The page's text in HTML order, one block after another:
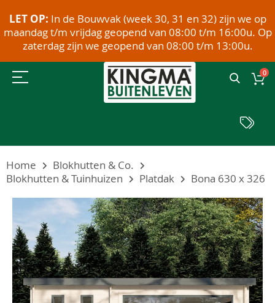
LET OP: In de Bouwvak (week 30, 31 en 32) zijn we op
maandag t/m vrijdag geopend van 08:00 t/m 16:00u. Op
zaterdag zijn we geopend van 08:00 t/m 13:00u.
0
Home
Blokhutten & Co.
Blokhutten & Tuinhuizen
Platdak Bona 630 x 326
het
einde
van
de
afbeeldingen-
gallerij